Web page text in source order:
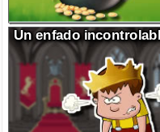
Un enfado